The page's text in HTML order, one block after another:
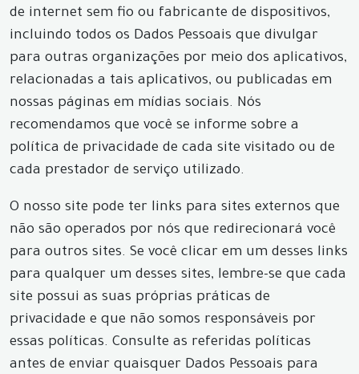
de internet sem fio ou fabricante de dispositivos,
incluindo todos os Dados Pessoais que divulgar
para outras organizações por meio dos aplicativos,
relacionadas a tais aplicativos, ou publicadas em
nossas páginas em mídias sociais. Nós
recomendamos que você se informe sobre a
política de privacidade de cada site visitado ou de
cada prestador de serviço utilizado.
O nosso site pode ter links para sites externos que
não são operados por nós que redirecionará você
para outros sites. Se você clicar em um desses links
para qualquer um desses sites, lembre-se que cada
site possui as suas próprias práticas de
privacidade e que não somos responsáveis por
essas políticas. Consulte as referidas políticas
antes de enviar quaisquer Dados Pessoais para